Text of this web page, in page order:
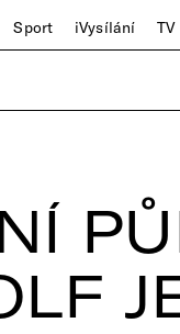
Sport iVysílání